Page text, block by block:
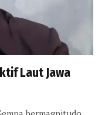
Laut Jawa